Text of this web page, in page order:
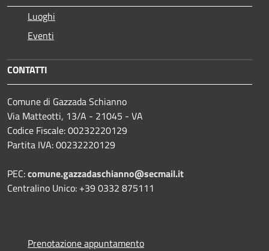
Luoghi
Eventi
CONTATTI
Comune di Gazzada Schianno
Via Matteotti, 13/A - 21045 - VA
Codice Fiscale: 00232220129
Partita IVA: 00232220129
PEC:comune.gazzadaschianno@secmail.it
Centralino Unico: +39 0332 875111
Prenotazione appuntamento